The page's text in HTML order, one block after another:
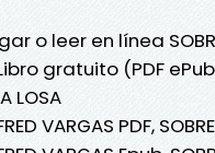
o leer en línea
gratuito (PDF
LOSA
VARGAS PDF,